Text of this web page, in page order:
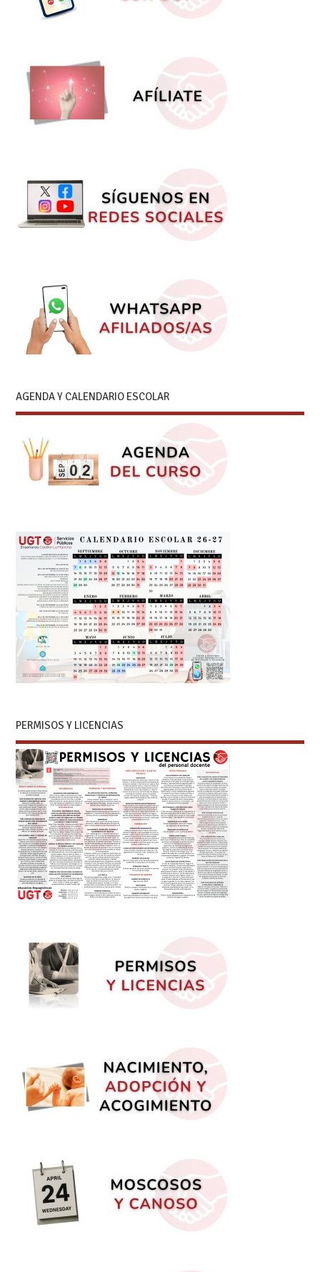
AGENDA Y CALENDARIO ESCOLAR
PERMISOS Y LICENCIAS